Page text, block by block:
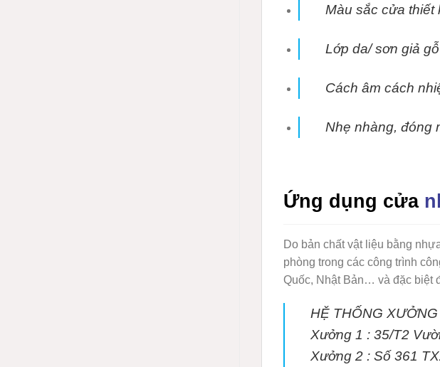
Màu sắc cửa thiết
Lớp da/ sơn giả
Cách âm cách
Nhẹ nhàng, đóng
Ứng dụng cửa
Do bản chất vật liệu bằng
phòng trong các công trình
Quốc, Nhật Bản… và đặc biệt
HỆ THỐNG
Xưởng 1 : 35/T2
Xưởng 2 : Số 361